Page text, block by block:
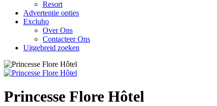
Resort
Advertentie opties
Excluho
Over Ons
Contacteer Ons
Uitgebreid zoeken
Princesse Flore Hôtel